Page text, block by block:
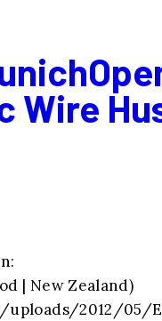
| New Zealand)
uploads/2012/05/